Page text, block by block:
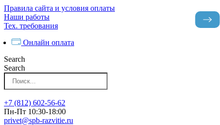
Перейти
к
контенту
Правила сайта и условия оплаты
Наши работы
Тех. требования
Онлайн оплата
Search
Search
+7 (812) 602-56-62
Пн-Пт 10:30-18:00
privet@spb-razvitie.ru